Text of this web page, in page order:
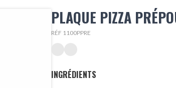
PLAQUE PIZZA
RÉF 1100PPRE
INGRÉDIENTS